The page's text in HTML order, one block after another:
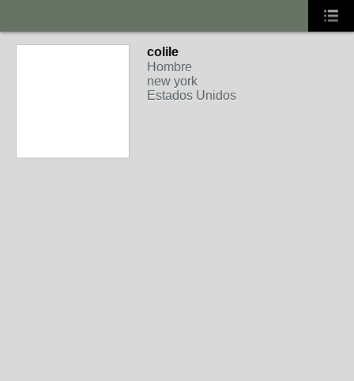
colile
Hombre
new york
Estados Unidos